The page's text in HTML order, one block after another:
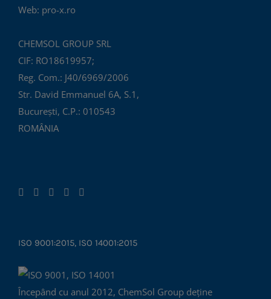
Web: pro-x.ro
CHEMSOL GROUP SRL
CIF: RO18619957;
Reg. Com.: J40/6969/2006
Str. David Emmanuel 6A, S.1,
București, C.P.: 010543
ROMÂNIA
ISO 9001:2015, ISO 14001:2015
Începând cu anul 2012, ChemSol Group deține